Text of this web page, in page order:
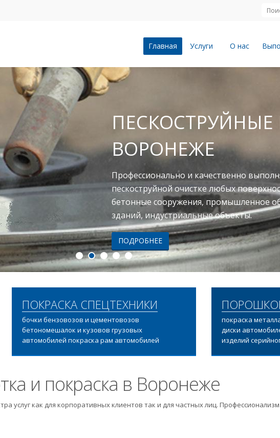
Главная Услуги О нас
ПЕСКОСТРУЙНЫЕ
ВОРОНЕЖЕ
Профессионально и качественно
пескоструйной очистке любых
бетонные сооружения, промышленное
зданий, индустриальные объекты.
ПОДРОБНЕЕ
ПОКРАСКА СПЕЦТЕХНИКИ
бочки бензовозов и цементовозов
бетономешалок и кузовов грузовых
автомобилей покраска рам автомобилей
покраска
диски
изделий
и покраска в Воронеже
услуг как для корпоративных клиентов так и для частных лиц.